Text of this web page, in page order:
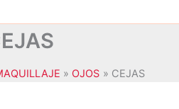
OJOS CEJAS